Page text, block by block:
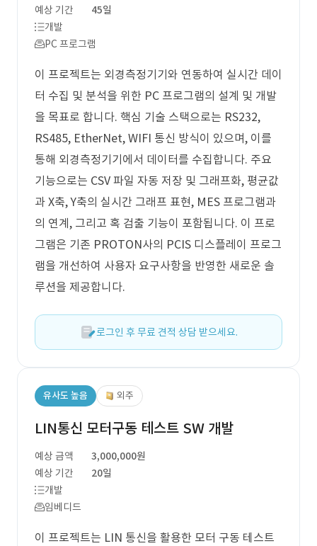
예상 기간
45일
개발
PC 프로그램
이 프로젝트는 외경측정기기와 연동하여 실시간 데이
터 수집 및 분석을 위한 PC 프로그램의 설계 및 개발
을 목표로 합니다. 핵심 기술 스택으로는 RS232,
RS485, EtherNet, WIFI 통신 방식이 있으며, 이를
통해 외경측정기기에서 데이터를 수집합니다. 주요
기능으로는 CSV 파일 자동 저장 및 그래프화, 평균값
과 X축, Y축의 실시간 그래프 표현, MES 프로그램과
의 연계, 그리고 혹 검출 기능이 포함됩니다. 이 프로
그램은 기존 PROTON사의 PCIS 디스플레이 프로그
램을 개선하여 사용자 요구사항을 반영한 새로운 솔
루션을 제공합니다.
로그인 후 무료 견적 상담 받으세요.
유사도 높음 외주
LIN통신 모터구동 테스트 SW 개발
예상 금액
3,000,000원
예상 기간
20일
개발
임베디드
이 프로젝트는 LIN 통신을 활용한 모터 구동 테스트